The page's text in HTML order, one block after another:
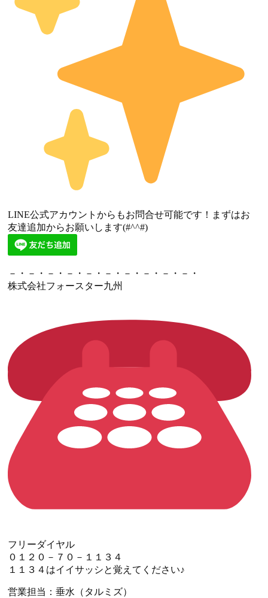
LINE公式アカウントからもお問合せ可能です！まずはお
友達追加からお願いします(#^^#)
－・－・－・－・－・－・－・－・－・－・
株式会社フォースター九州
フリーダイヤル
０１２０－７０－１１３４
１１３４はイイサッシと覚えてください♪
営業担当：垂水（タルミズ）